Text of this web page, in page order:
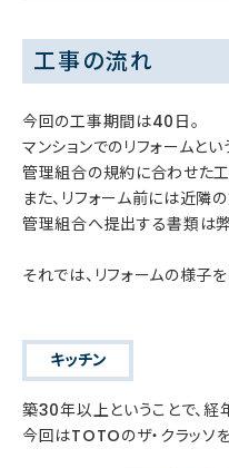
工事の流れ
今回の工事期間は40日。
マンションでのリフォームとい
管理組合の規約に合わせた工
また、リフォーム前には近隣
管理組合へ提出する書類は弊
それでは、リフォームの様子
キッチン
築30年以上ということで、経
今回はTOTOのザ・クラッソ